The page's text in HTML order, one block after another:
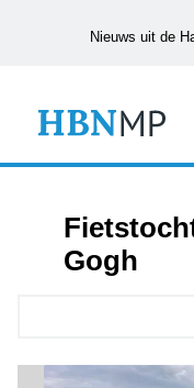
Nieuws uit de
Gogh